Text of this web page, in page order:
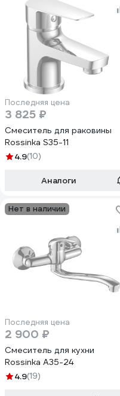
Последняя цена
3 825 ₽
Смеситель для раковины
Rossinka S35-11
4.9(10)
Аналоги
Нет в наличии
Последняя цена
2 900 ₽
Смеситель для кухни
Rossinka A35-24
4.9(19)